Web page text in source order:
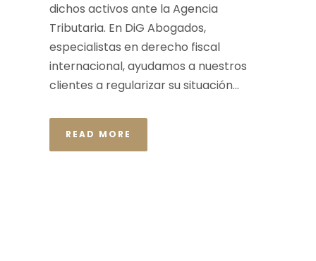
dichos activos ante la Agencia
Tributaria. En DiG Abogados,
especialistas en derecho fiscal
internacional, ayudamos a nuestros
clientes a regularizar su situación...
READ MORE